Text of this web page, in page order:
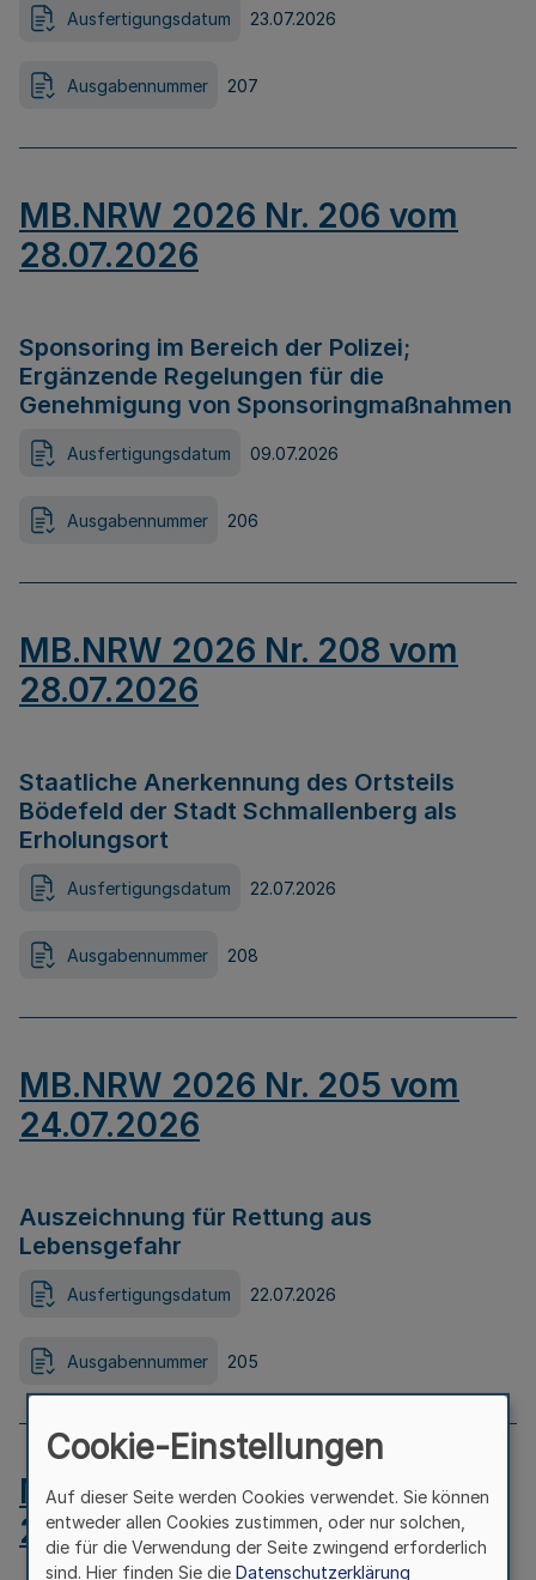
Ausfertigungsdatum 23.07.2026
Ausgabennummer 207
MB.NRW 2026 Nr. 206 vom
28.07.2026
Sponsoring im Bereich der Polizei;
Ergänzende Regelungen für die
Genehmigung von Sponsoringmaßnahmen
Ausfertigungsdatum 09.07.2026
Ausgabennummer 206
MB.NRW 2026 Nr. 208 vom
28.07.2026
Staatliche Anerkennung des Ortsteils
Bödefeld der Stadt Schmallenberg als
Erholungsort
Ausfertigungsdatum 22.07.2026
Ausgabennummer 208
MB.NRW 2026 Nr. 205 vom
24.07.2026
Auszeichnung für Rettung aus
Lebensgefahr
Ausfertigungsdatum 22.07.2026
Ausgabennummer 205
MB.NRW 2026 Nr. 204 vom
24.07.2026
Cookie-Einstellungen
Auf dieser Seite werden Cookies verwendet. Sie können
entweder allen Cookies zustimmen, oder nur solchen,
die für die Verwendung der Seite zwingend erforderlich
sind. Hier finden Sie die Datenschutzerklärung